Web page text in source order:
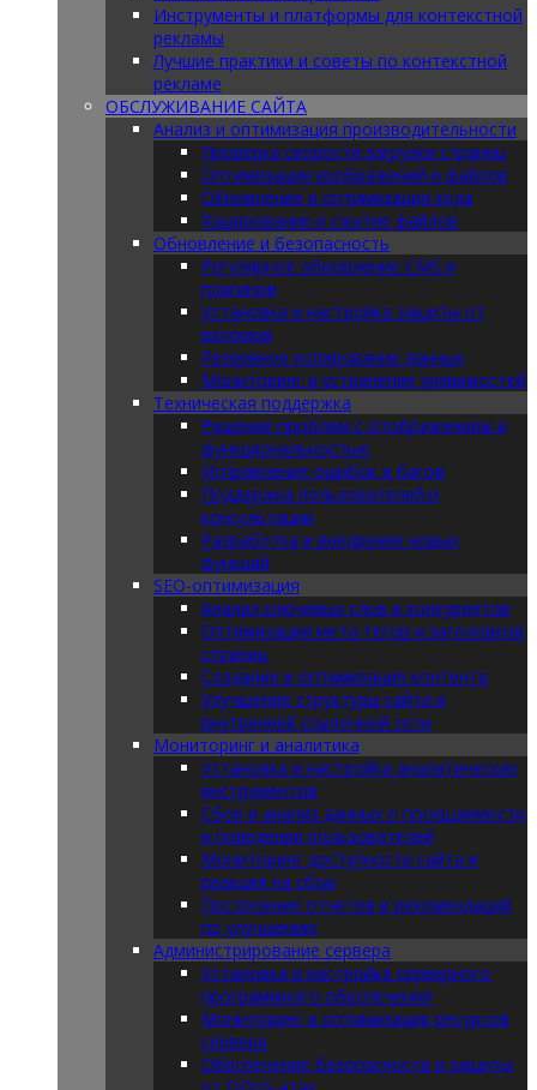
Инструменты и платформы для контекстной
рекламы
Лучшие практики и советы по контекстной
рекламе
ОБСЛУЖИВАНИЕ САЙТА
Анализ и оптимизация производительности
Проверка скорости загрузки страниц
Оптимизация изображений и файлов
Обновление и оптимизация кода
Кэширование и сжатие файлов
Обновление и безопасность
Регулярное обновление CMS и
плагинов
Установка и настройка защиты от
взломов
Резервное копирование данных
Мониторинг и устранение уязвимостей
Техническая поддержка
Решение проблем с отображением и
функциональностью
Исправление ошибок и багов
Поддержка пользователей и
консультации
Разработка и внедрение новых
функций
SEO-оптимизация
Анализ ключевых слов и конкурентов
Оптимизация мета-тегов и заголовков
страниц
Создание и оптимизация контента
Улучшение структуры сайта и
внутренней ссылочной сети
Мониторинг и аналитика
Установка и настройка аналитических
инструментов
Сбор и анализ данных о посещаемости
и поведении пользователей
Мониторинг доступности сайта и
реакция на сбои
Построение отчетов и рекомендаций
по улучшению
Администрирование сервера
Установка и настройка серверного
программного обеспечения
Мониторинг и оптимизация ресурсов
сервера
Обеспечение безопасности и защиты